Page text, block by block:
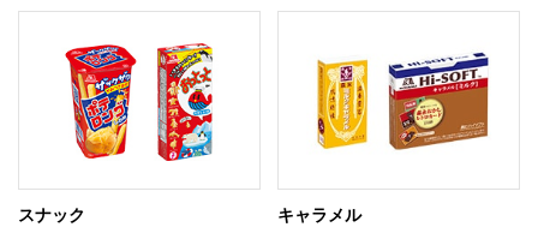
スナック キャラメル